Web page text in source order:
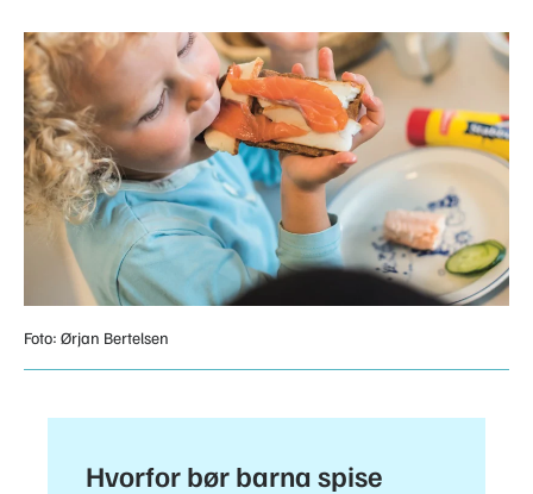
Foto: Ørjan Bertelsen
Hvorfor bør barna spise